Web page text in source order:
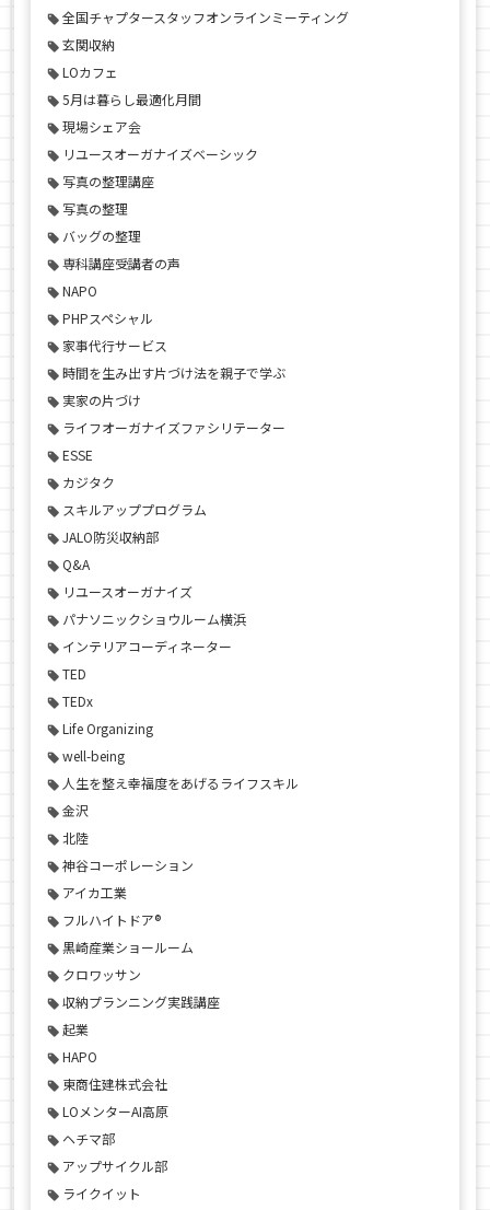
全国チャプタースタッフオンラインミーティング
玄関収納
LOカフェ
5月は暮らし最適化月間
現場シェア会
リユースオーガナイズベーシック
写真の整理講座
写真の整理
バッグの整理
専科講座受講者の声
NAPO
PHPスペシャル
家事代行サービス
時間を生み出す片づけ法を親子で学ぶ
実家の片づけ
ライフオーガナイズファシリテーター
ESSE
カジタク
スキルアッププログラム
JALO防災収納部
Q&A
リユースオーガナイズ
パナソニックショウルーム横浜
インテリアコーディネーター
TED
TEDx
Life Organizing
well-being
人生を整え幸福度をあげるライフスキル
金沢
北陸
神谷コーポレーション
アイカ工業
フルハイトドア®
黒崎産業ショールーム
クロワッサン
収納プランニング実践講座
起業
HAPO
東商住建株式会社
LOメンターAI高原
ヘチマ部
アップサイクル部
ライクイット